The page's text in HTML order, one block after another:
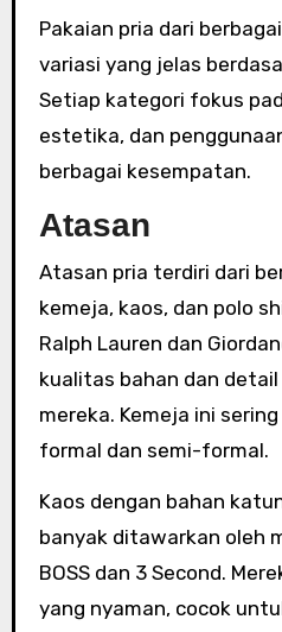
Pakaian pria dari
variasi yang jelas
Setiap kategori fokus
estetika, dan
berbagai kesempatan.
Atasan
Atasan pria terdiri dari
kemeja, kaos, dan polo
Ralph Lauren dan
kualitas bahan dan
mereka. Kemeja ini
formal dan semi-formal.
Kaos dengan bahan
banyak ditawarkan oleh
BOSS dan 3 Second.
yang nyaman, cocok